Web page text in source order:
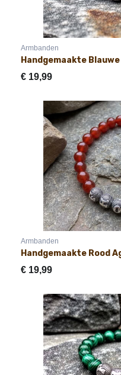
Armbanden
€ 19,99
Armbanden
€ 19,99